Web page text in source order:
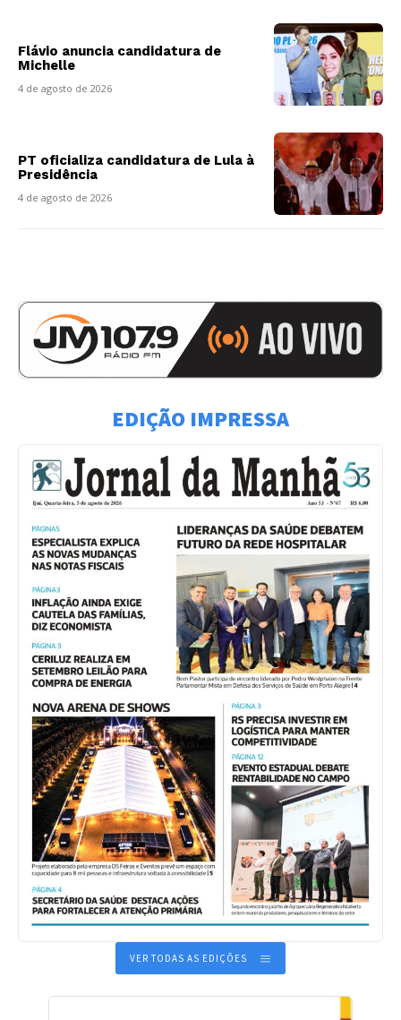
Flávio anuncia candidatura de
Michelle
4 de agosto de 2026
PT oficializa candidatura de Lula à
Presidência
4 de agosto de 2026
EDIÇÃO IMPRESSA
VER TODAS AS EDIÇÕES